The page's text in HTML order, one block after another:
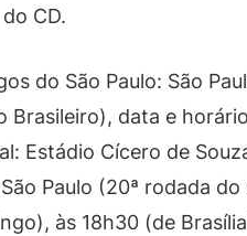
CD.
do São Paulo: São
Brasileiro), data e
Estádio Cícero de
Paulo (20ª rodada
às 18h30 (de